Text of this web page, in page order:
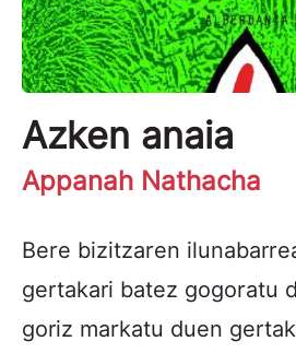
Azken anaia
Appanah Nathacha
Bere bizitzaren
gertakari batez gogoratu
goriz markatu duen